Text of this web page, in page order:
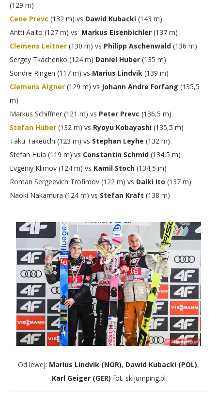
(129 m)
Cene Prevc (132 m) vs Dawid Kubacki (143 m)
Antti Aalto (127 m) vs Markus Eisenbichler (137 m)
Clemens Leitner (130 m) vs Philipp Aschenwald (136 m)
Sergey Tkachenko (124 m) Daniel Huber (135 m)
Sondre Ringen (117 m) vs Marius Lindvik (139 m)
Clemens Aigner (129 m) vs Johann Andre Forfang (135,5
m)
Markus Schiffner (121 m) vs Peter Prevc (136,5 m)
Stefan Huber (132 m) vs Ryoyu Kobayashi (135,5 m)
Taku Takeuchi (123 m) vs Stephan Leyhe (132 m)
Stefan Hula (119 m) vs Constantin Schmid (134,5 m)
Evgeniy Klimov (124 m) vs Kamil Stoch (134,5 m)
Roman Sergeevich Trofimov (122 m) vs Daiki Ito (137 m)
Naoki Nakamura (124 m) vs Stefan Kraft (138 m)
Od lewej: Marius Lindvik (NOR), Dawid Kubacki (POL),
Karl Geiger (GER) fot. skijumping.pl